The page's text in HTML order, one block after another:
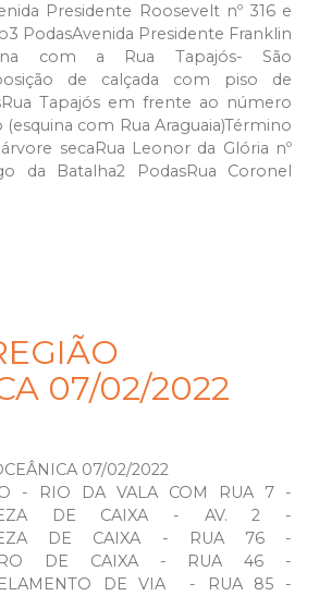
Presidente Roosevelt nº 316 e
PodasAvenida Presidente Franklin
com a Rua Tapajós- São
de calçada com piso de
Tapajós em frente ao número
(esquina com Rua Araguaia)Término
secaRua Leonor da Glória nº
da Batalha2 PodasRua Coronel
07/02/2022
07/02/2022
- RIO DA VALA COM RUA 7 -
DE CAIXA - AV. 2 -
DE CAIXA - RUA 76 -
DE CAIXA - RUA 46 -
DE VIA - RUA 85 -